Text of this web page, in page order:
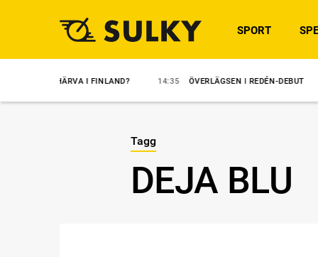
SPORT
I FINLAND? 14:35 ÖVERLÄGSEN I REDÉN-DEBUT 14:31
Tagg
DEJA BLU